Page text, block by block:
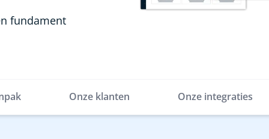
fundament
Onze klanten Onze integraties